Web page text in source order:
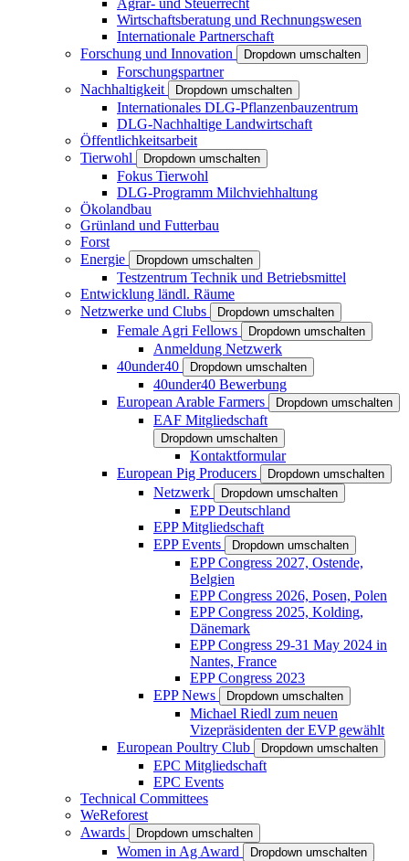
Agrar- und Steuerrecht
Wirtschaftsberatung und Rechnungswesen
Internationale Partnerschaft
Forschung und Innovation
Dropdown umschalten
Forschungspartner
Nachhaltigkeit
Dropdown umschalten
Internationales DLG-Pflanzenbauzentrum
DLG-Nachhaltige Landwirtschaft
Öffentlichkeitsarbeit
Tierwohl
Dropdown umschalten
Fokus Tierwohl
DLG-Programm Milchviehhaltung
Ökolandbau
Grünland und Futterbau
Forst
Energie
Dropdown umschalten
Testzentrum Technik und Betriebsmittel
Entwicklung ländl. Räume
Netzwerke und Clubs
Dropdown umschalten
Female Agri Fellows Dropdown umschalten
Anmeldung Netzwerk
40under40
Dropdown umschalten
40under40 Bewerbung
European Arable Farmers
Dropdown umschalten
EAF Mitgliedschaft
Dropdown umschalten
Kontaktformular
European Pig Producers
Dropdown umschalten
Netzwerk Dropdown umschalten
EPP Deutschland
EPP Mitgliedschaft
EPP Events
Dropdown umschalten
EPP Congress 2027, Ostende,
Belgien
EPP Congress 2026, Posen, Polen
EPP Congress 2025, Kolding,
Dänemark
EPP Congress 29-31 May 2024 in
Nantes, France
EPP Congress 2023
EPP News
Dropdown umschalten
Michael Riedl zum neuen
Vizepräsidenten der EVP gewählt
European Poultry Club
Dropdown umschalten
EPC Mitgliedschaft
EPC Events
Technical Committees
WeReforest
Awards
Dropdown umschalten
Women in Ag Award Dropdown umschalten